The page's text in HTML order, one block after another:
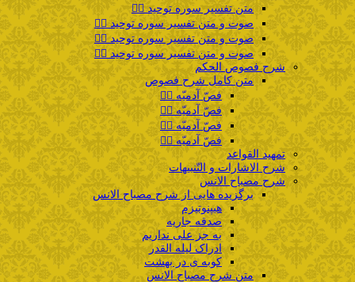
متن تفسیر سوره توحید ۱️⃣
صوت و متن تفسیر سوره توحید ۲️⃣
صوت و متن تفسیر سوره توحید ۳️⃣
صوت و متن تفسیر سوره توحید ۴️⃣
شرح فصوص الحکم
متن کامل شرح فصوص
فصّ آدمیّه ۱️⃣
فصّ آدمیّه ۲️⃣
فصّ آدمیّه ۳️⃣
فصّ آدمیّه ۴️⃣
تمهید القواعد
شرح الاشارات و التّنبیهات
شرح مصباح الانس
برگزیده هایی از شرح مصباح الانس
هیپنوتیزم
صدقه جاریه
به جز علی نداریم
ادراک لیله القدر
کوبه ی در بهشت
متن شرح مصباح الانس